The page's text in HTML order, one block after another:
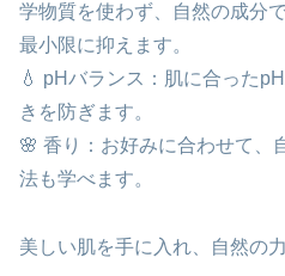
学物質を使わず、自然の成分
最小限に抑えます。
💧 pHバランス：肌に合った
きを防ぎます。
🌸 香り：お好みに合わせて、
法も学べます。
美しい肌を手に入れ、自然の